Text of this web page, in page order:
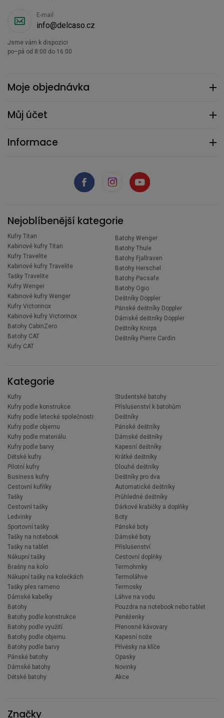
Moje objednávka
Můj účet
Informace
E-mail
info@delcaso.cz
Jsme vám k dispozici
po–pá od 8:00 do 16:00
Nejoblíbenější kategorie
Kufry Titan
Kabinové kufry Titan
Kufry Travelite
Kabinové kufry Travelite
Tašky Travelite
Kufry Wenger
Kabinové kufry Wenger
Kufry Victorinox
Kabinové kufry Victorinox
Batohy CabinZero
Batohy CAT
Kufry CAT
Batohy Wenger
Batohy Thule
Batohy Fjallraven
Batohy Herschel
Batohy Pacsafe
Batohy Ogio
Deštníky Doppler
Pánské deštníky Doppler
Dámské deštníky Doppler
Deštníky Knirps
Deštníky Pierre Cardin
Kategorie
Kufry
Kufry podle konstrukce
Kufry podle letecké společnosti
Kufry podle objemu
Kufry podle materiálu
Kufry podle barvy
Dětské kufry
Pilotní kufry
Business kufry
Cestovní kufříky
Tašky
Cestovní tašky
Ledvinky
Sportovní tašky
Tašky na notebook
Tašky na tablet
Nákupní tašky
Brašny na kolo
Nákupní tašky na kolečkách
Tašky přes rameno
Dámské kabelky
Batohy
Batohy podle konstrukce
Batohy podle využití
Batohy podle objemu
Batohy podle barvy
Pánské batohy
Dámské batohy
Dětské batohy
Studentské batohy
Příslušenství k batohům
Deštníky
Pánské deštníky
Dámské deštníky
Kapesní deštníky
Krátké deštníky
Dlouhé deštníky
Deštníky pro dva
Automatické deštníky
Průhledné deštníky
Dárkové krabičky a doplňky
Boty
Pánské boty
Dámské boty
Příslušenství
Cestovní doplňky
Termohrnky
Termoláhve
Termosky
Láhve na vodu
Pouzdra na notebook nebo tablet
Peněženky
Přenosné kávovary
Kapesní nože
Přívěsky na klíče
Opasky
Novinky
Akce
Značky